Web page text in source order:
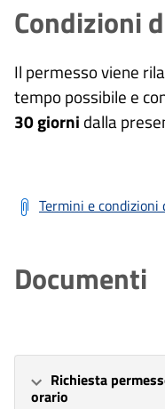
Condizioni
Il permesso viene
tempo possibile e
30 giorni dalla
Termini e condizioni
Documenti
Richiesta
orario